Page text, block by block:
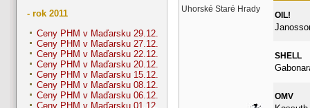
- rok 2011
Ceny PHM v Maďarsku 29.12.
Ceny PHM v Maďarsku 27.12.
Ceny PHM v Maďarsku 22.12.
Ceny PHM v Maďarsku 20.12.
Ceny PHM v Maďarsku 15.12.
Ceny PHM v Maďarsku 08.12.
Ceny PHM v Maďarsku 06.12.
Ceny PHM v Maďarsku 01.12.
Uhorské Staré Hrady
OIL!
SHELL
OMV